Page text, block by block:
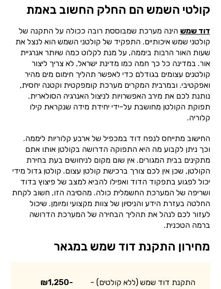
קולטי השמש הם החלק החשוב באמת
דוד שמש הינה מערכת שמבוססת רובה ככולה על התקנה של
קולטני שמש איכותיים. התפקיד של קולטני השמש הוא לנצל את
שעות האור הרבות ביממה, על מנת לקלוט כמה שיותר אנרגיית
אור. במדינה כל כך חמה כמו מדינת ישראל, לא צריך ליצור
קולטנים עצומים בגודלם כדי לאפשר תהליך חימום מים מהיר
ואפקטיבי. ובמרבית המקרים מערכת קומפקטית וקטנה יחסית,
נותנת לכם את מירב האפשרויות לניצול האנרגיה הסולארית.
תפוקת הקולטן מחושבת על-ידי יחידת מידה שנקראת קילו
קלוריה.
החישוב מתייחס לנפח דוד במכפיל של ארבע קלוריות ליממה.
וכך ניתן לקבוע מה היא התפוקה הדרושה בקולטן אותו אתם
מתקינים בבית המגורים. אין שום מקום לניחושים בעת בחירת
הקולטן, שכן אין לכם צורך ברכישת קולטן עצום. קולטן גדול מידי
יכול לפגוע בתפקוד הדוד ואפילו להביא למצב של פיצוץ בדוד
ושריפה של המערכת החשמלית כולה. מהסיבה הזו, חשוב לקחת
החלטה בעזרת הידע והניסיון של צוות מקצועי ומיומן. שיכול
לעזור לכם לנהל את תהליך הבחירה של המערכת הדרושה
ברמה הטכנית.
מחירון התקנת דוד שמש במגאר
התקנת דוד שמש (ללא קולטים) -
₪1,250-